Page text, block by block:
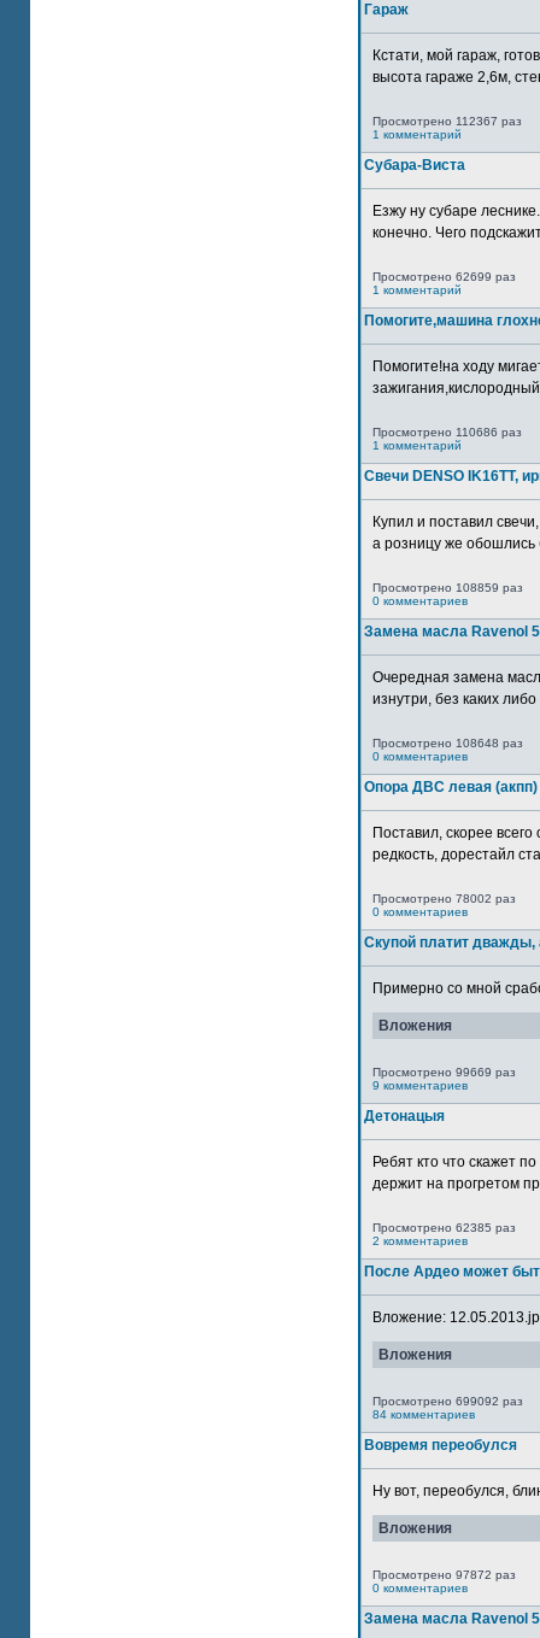
Гараж
Кстати, мой гараж,
высота гараже 2,6м,
Просмотрено 112367 раз
1 комментарий
Субара-Виста
Езжу ну субаре
конечно. Чего
Просмотрено 62699 раз
1 комментарий
Помогите,машина
Помогите!на ходу
Просмотрено 110686 раз
1 комментарий
Свечи DENSO IK16TT,
Купил и поставил
а розницу же обошлись
Просмотрено 108859 раз
0 комментариев
Замена масла Ravenol
Очередная замена
изнутри, без каких
Просмотрено 108648 раз
0 комментариев
Опора ДВС левая (акпп)
Поставил, скорее
редкость, дорестайл
Просмотрено 78002 раз
0 комментариев
Скупой платит
Примерно со мной
Вложения
Просмотрено 99669 раз
9 комментариев
Детонацыя
Ребят кто что скажет
держит на прогретом
Просмотрено 62385 раз
2 комментариев
После Ардео может
Вложение:
Вложения
Просмотрено 699092 раз
84 комментариев
Вовремя переобулся
Ну вот, переобулся,
Вложения
Просмотрено 97872 раз
0 комментариев
Замена масла Ravenol